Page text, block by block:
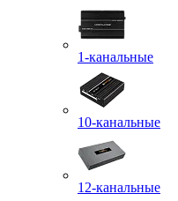
1-канальные
10-канальные
12-канальные